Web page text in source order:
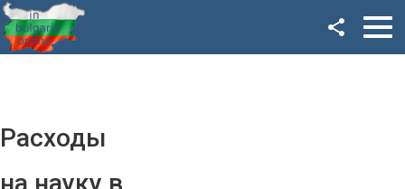
Расходы